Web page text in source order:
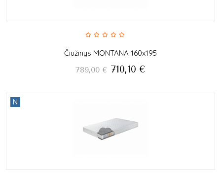
Čiužinys MONTANA 160x195
789,00 € 710,10 €
N